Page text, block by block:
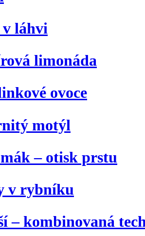
láhvi
limonáda
ovoce
motýl
– otisk prstu
v rybníku
– kombinovaná